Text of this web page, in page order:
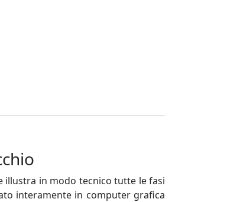
illustra in modo tecnico tutte le fasi
interamente in computer grafica